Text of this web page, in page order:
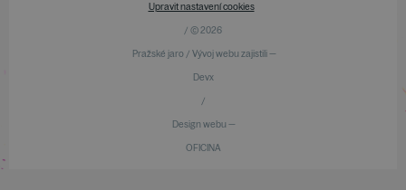
Upravit nastavení cookies
/ © 2026
Pražské jaro / Vývoj webu zajistili —
Devx
/
Design webu —
OFICINA